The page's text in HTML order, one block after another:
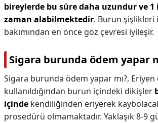
bireylerde bu süre daha uzundur ve 1
zaman alabilmektedir. Burun şişlikleri
bakımından en önce göz çevresi iyileşir.
Sigara burunda ödem yapar
Sigara burunda ödem yapar mı?,
kullanıldığından burun içindeki dikişler
içinde kendiliğinden eriyerek
prosedürü olmamaktadır. Yaklaşık 8-9